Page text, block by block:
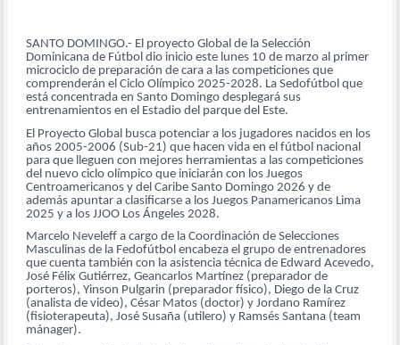
SANTO DOMINGO.- El proyecto Global de la Selección
Dominicana de Fútbol dio inicio este lunes 10 de marzo al primer
microciclo de preparación de cara a las competiciones que
comprenderán el Ciclo Olímpico 2025-2028. La Sedofútbol que
está concentrada en Santo Domingo desplegará sus
entrenamientos en el Estadio del parque del Este.
El Proyecto Global busca potenciar a los jugadores nacidos en los
años 2005-2006 (Sub-21) que hacen vida en el fútbol nacional
para que lleguen con mejores herramientas a las competiciones
del nuevo ciclo olímpico que iniciarán con los Juegos
Centroamericanos y del Caribe Santo Domingo 2026 y de
además apuntar a clasificarse a los Juegos Panamericanos Lima
2025 y a los JJOO Los Ángeles 2028.
Marcelo Neveleff a cargo de la Coordinación de Selecciones
Masculinas de la Fedofútbol encabeza el grupo de entrenadores
que cuenta también con la asistencia técnica de Edward Acevedo,
José Félix Gutiérrez, Geancarlos Martínez (preparador de
porteros), Yinson Pulgarin (preparador físico), Diego de la Cruz
(analista de video), César Matos (doctor) y Jordano Ramírez
(fisioterapeuta), José Susaña (utilero) y Ramsés Santana (team
mánager).